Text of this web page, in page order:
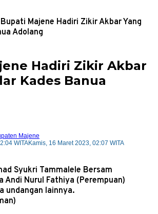
Bupati Majene Hadiri Zikir Akbar Yang
Adolang
Hadiri Zikir Akbar
Kades Banua
Majene
WITAKamis, 16 Maret 2023, 02:07 WITA
Syukri Tammalele Bersam
Andi Nurul Fathiya (Perempuan)
undangan lainnya.